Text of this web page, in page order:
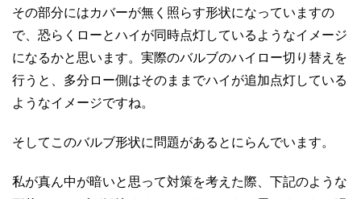
その部分にはカバーが無く照らす形状になっていますの
で、恐らくローとハイが同時点灯しているようなイメージ
になるかと思います。実際のバルブのハイロー切り替えを
行うと、多分ロー側はそのままでハイが追加点灯している
ようなイメージですね。
そしてこのバルブ形状に問題があるとにらんでいます。
私が真ん中が暗いと思って対策を考えた際、下記のような